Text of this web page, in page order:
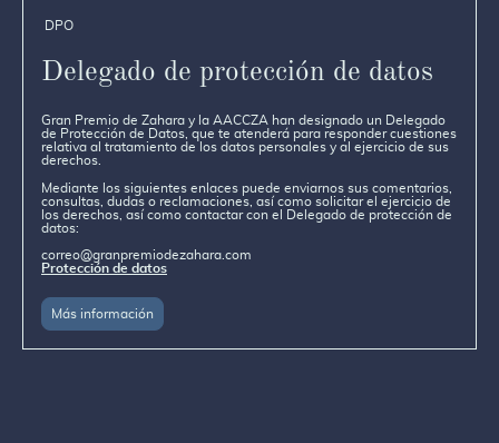
DPO
Delegado de protección de datos
Gran Premio de Zahara y la AACCZA han designado un Delegado
de Protección de Datos, que te atenderá para responder cuestiones
relativa al tratamiento de los datos personales y al ejercicio de sus
derechos.
Mediante los siguientes enlaces puede enviarnos sus comentarios,
consultas, dudas o reclamaciones, así como solicitar el ejercicio de
los derechos, así como contactar con el Delegado de protección de
datos:
correo@granpremiodezahara.com
Protección de datos
Más información